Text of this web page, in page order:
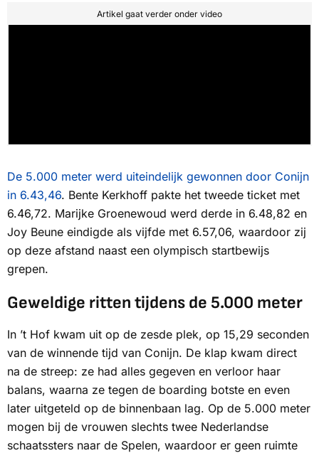
Artikel gaat verder onder video
De 5.000 meter werd uiteindelijk gewonnen door Conijn
in 6.43,46. Bente Kerkhoff pakte het tweede ticket met
6.46,72. Marijke Groenewoud werd derde in 6.48,82 en
Joy Beune eindigde als vijfde met 6.57,06, waardoor zij
op deze afstand naast een olympisch startbewijs
grepen.
Geweldige ritten tijdens de 5.000 meter
In ’t Hof kwam uit op de zesde plek, op 15,29 seconden
van de winnende tijd van Conijn. De klap kwam direct
na de streep: ze had alles gegeven en verloor haar
balans, waarna ze tegen de boarding botste en even
later uitgeteld op de binnenbaan lag. Op de 5.000 meter
mogen bij de vrouwen slechts twee Nederlandse
schaatssters naar de Spelen, waardoor er geen ruimte